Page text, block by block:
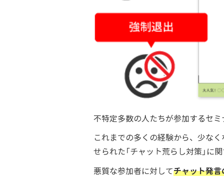
不特定多数の人たちが参加するセ
これまでの多くの経験から、少な
せられた「チャット荒らし対策」に
悪質な参加者に対してチャット発言